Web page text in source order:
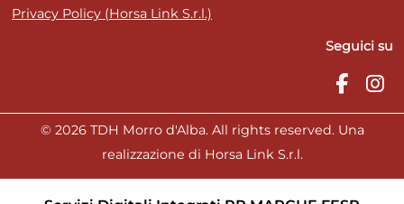
Privacy Policy (Horsa Link S.r.l.)
Seguici su
© 2026 TDH Morro d'Alba. All rights reserved. Una
realizzazione di Horsa Link S.r.l.